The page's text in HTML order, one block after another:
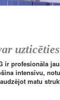
uzticēties
ir profesionāla
intensīvu,
matu